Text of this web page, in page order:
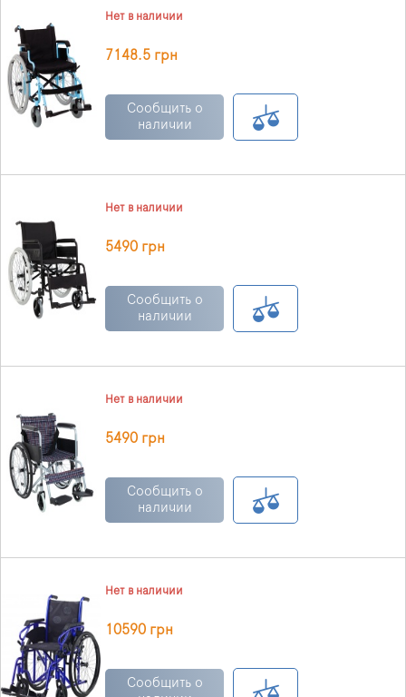
Нет в наличии
7148.5 грн
Сообщить о
наличии
Нет в наличии
5490 грн
Сообщить о
наличии
Нет в наличии
5490 грн
Сообщить о
наличии
Нет в наличии
10590 грн
Сообщить о